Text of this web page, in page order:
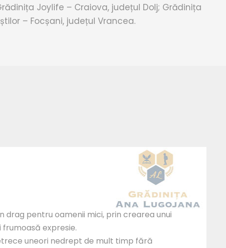
Joylife – Craiova, județul Dolj; Grădinița
– Focșani, județul Vrancea.
drag pentru oamenii mici, prin crearea unui
expresie.
uneori nedrept de mult timp fără